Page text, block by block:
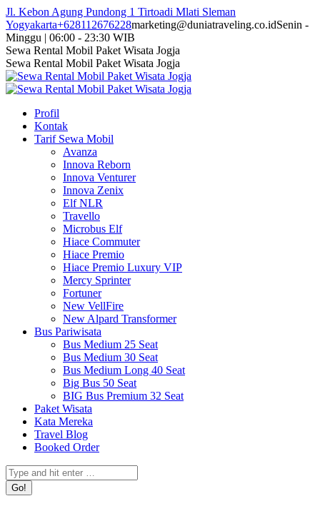
Skip
to
content
Jl. Kebon Agung Pundong 1 Tirtoadi Mlati Sleman
Yogyakarta+628112676228marketing@duniatraveling.co.idSenin -
Minggu | 06:00 - 23:30 WIB
Facebook
page
opens
in
window
Twitter
page
opens
in
window
Instagram
page
opens
in
window
YouTube
page
opens
in
window
Sewa Rental Mobil Paket Wisata Jogja
Sewa Rental Mobil Paket Wisata Jogja
Profil
Kontak
Tarif Sewa Mobil
Avanza
Innova Reborn
Innova Venturer
Innova Zenix
Elf NLR
Travello
Microbus Elf
Hiace Commuter
Hiace Premio
Hiace Premio Luxury VIP
Mercy Sprinter
Fortuner
New VellFire
New Alpard Transformer
Bus Pariwisata
Bus Medium 25 Seat
Bus Medium 30 Seat
Bus Medium Long 40 Seat
Big Bus 50 Seat
BIG Bus Premium 32 Seat
Paket Wisata
Kata Mereka
Travel Blog
Booked Order
Search: